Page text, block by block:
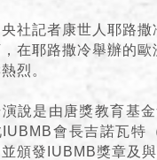
央社記者康世人耶路
在耶路撒冷舉辦的
烈。
說是由唐獎教育基
IUBMB會長吉諾瓦特
頒發IUBMB獎章及